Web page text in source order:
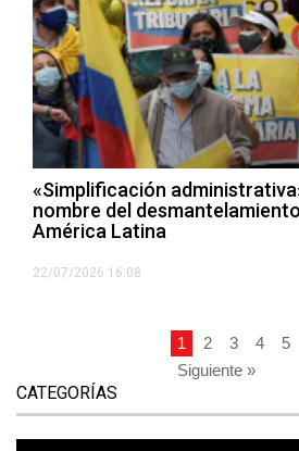
«Simplificación
nombre del
América Latina
22/07/2026 16:08
1 2 3 4 5
Siguiente »
CATEGORÍAS